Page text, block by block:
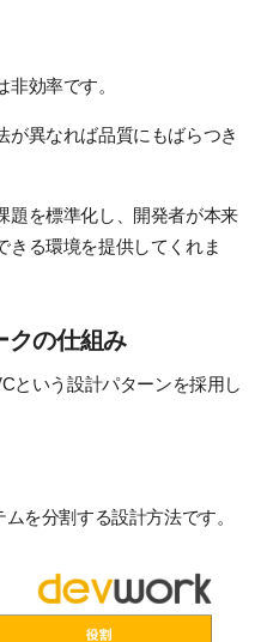
効率です。
が異なれば品質にもばらつき
題を標準化し、開発者が本来
きる環境を提供してくれま
クの仕組み
という設計パターンを採用し
を分割する設計方法です。